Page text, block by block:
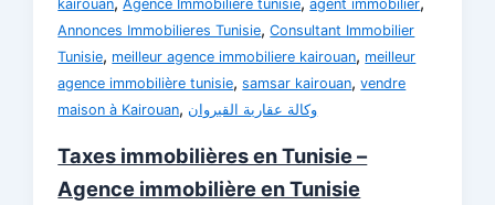
kairouan Agence Immobiliere tunisie agent immobilier
Annonces Immobilieres Tunisie,Consultant Immobilier
Tunisie, meilleur agence immobiliere kairouan, meilleur
agence immobilière tunisie,samsar kairouan,vendre
maison à Kairouan, وكالة عقارية القيروان
Taxes immobilières en Tunisie –
Agence immobilière en Tunisie